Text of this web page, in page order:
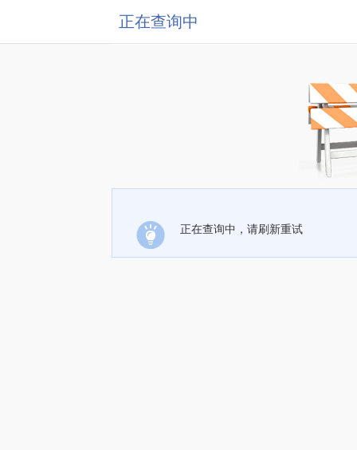
正在查询中
正在查询中，请刷新重试